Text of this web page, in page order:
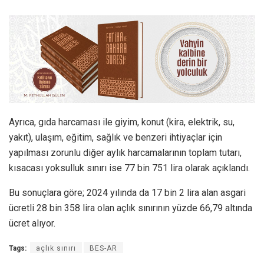
Ayrıca, gıda harcaması ile giyim, konut (kira, elektrik, su,
yakıt), ulaşım, eğitim, sağlık ve benzeri ihtiyaçlar için
yapılması zorunlu diğer aylık harcamalarının toplam tutarı,
kısacası yoksulluk sınırı ise 77 bin 751 lira olarak açıklandı.
Bu sonuçlara göre; 2024 yılında da 17 bin 2 lira alan asgari
ücretli 28 bin 358 lira olan açlık sınırının yüzde 66,79 altında
ücret alıyor.
Tags: açlık sınırı BES-AR